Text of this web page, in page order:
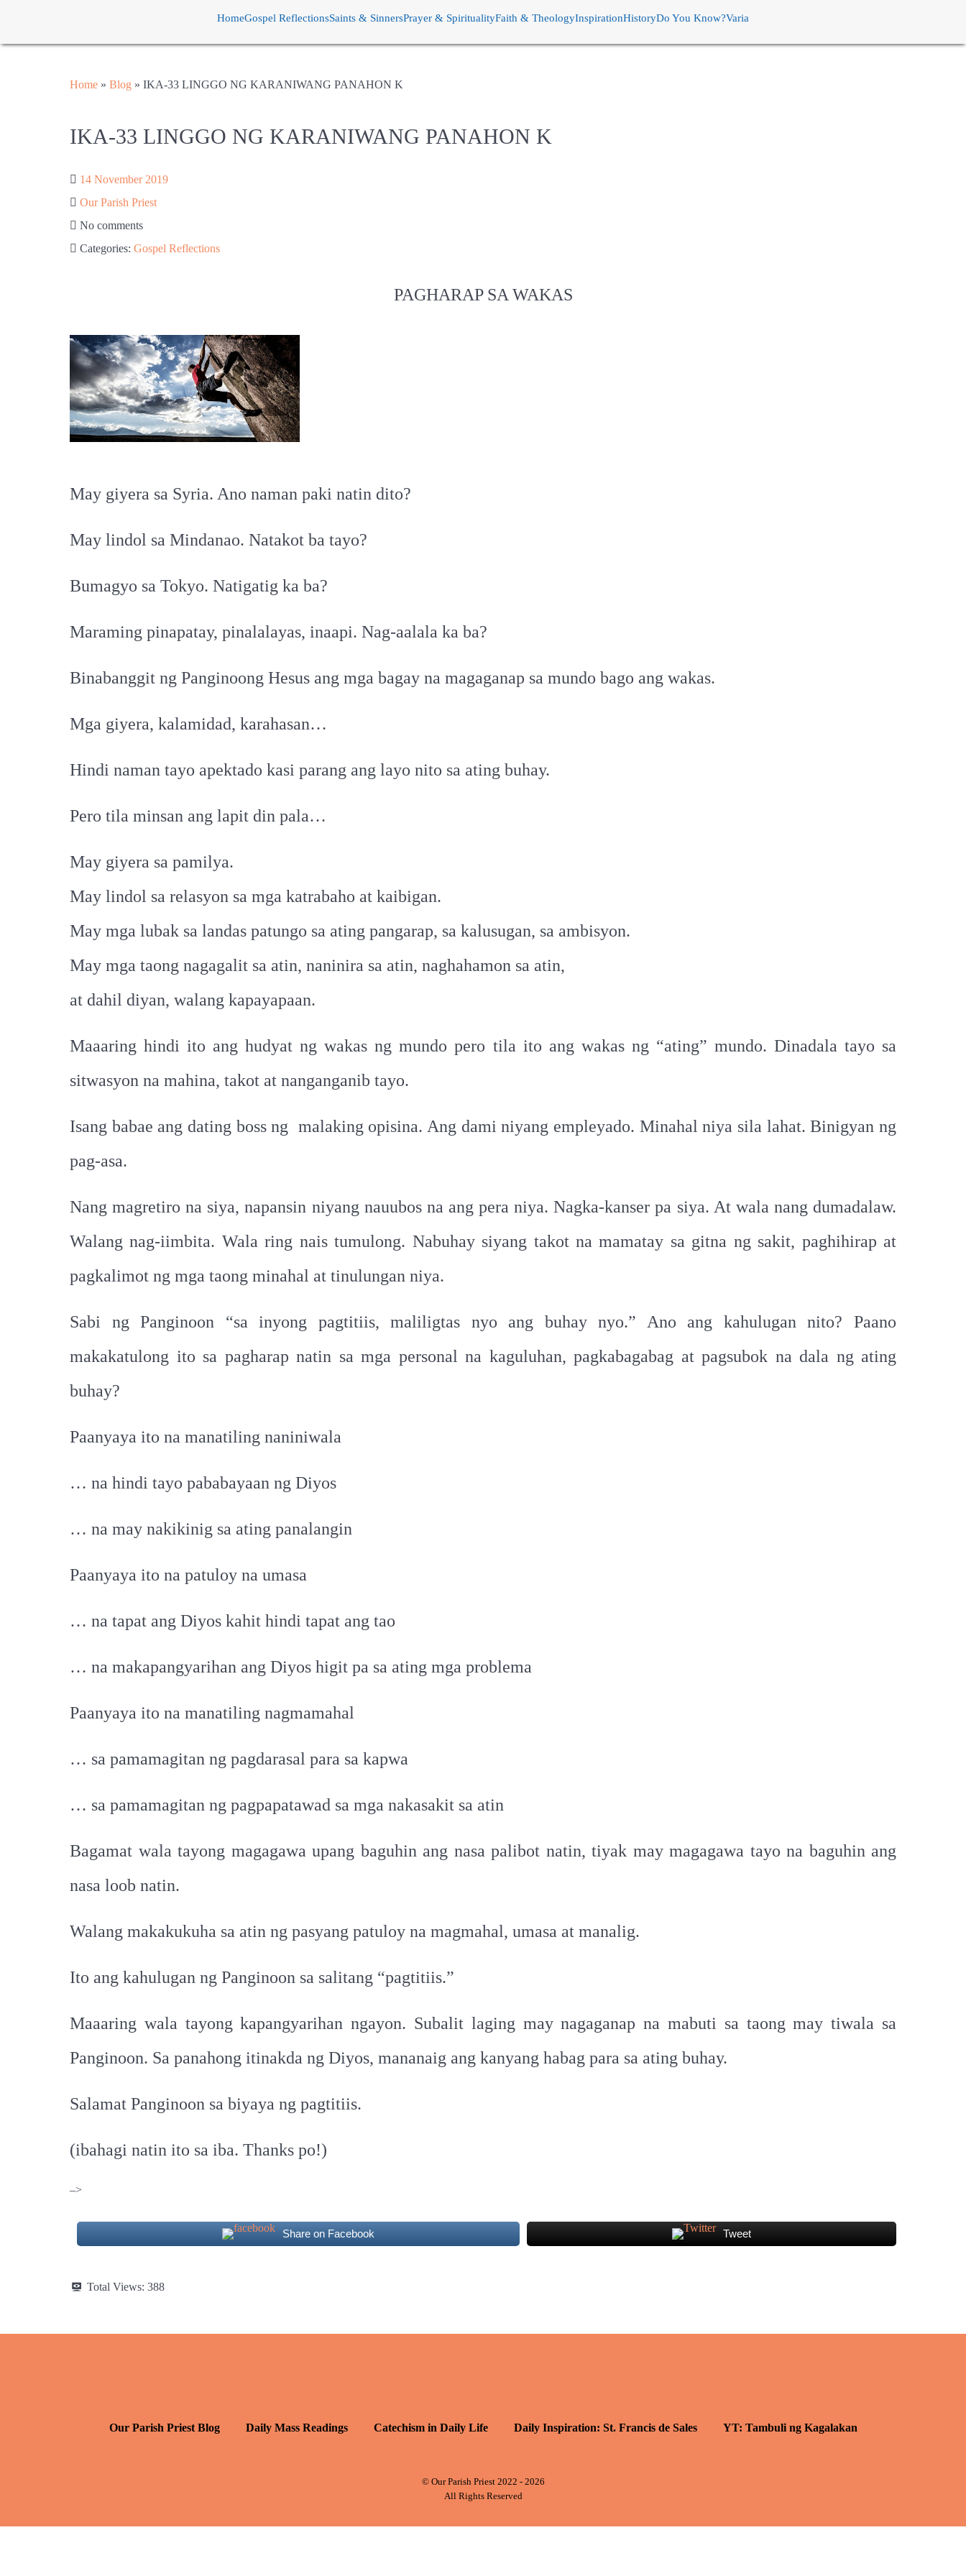
HomeGospel ReflectionsSaints & SinnersPrayer & SpiritualityFaith & TheologyInspirationHistoryDo You Know?Varia
Home » Blog » IKA-33 LINGGO NG KARANIWANG PANAHON K
IKA-33 LINGGO NG KARANIWANG PANAHON K
14 November 2019
Our Parish Priest
No comments
Categories: Gospel Reflections
PAGHARAP SA WAKAS
May giyera sa Syria. Ano naman paki natin dito?
May lindol sa Mindanao. Natakot ba tayo?
Bumagyo sa Tokyo. Natigatig ka ba?
Maraming pinapatay, pinalalayas, inaapi. Nag-aalala ka ba?
Binabanggit ng Panginoong Hesus ang mga bagay na magaganap sa mundo bago ang wakas.
Mga giyera, kalamidad, karahasan…
Hindi naman tayo apektado kasi parang ang layo nito sa ating buhay.
Pero tila minsan ang lapit din pala…
May giyera sa pamilya.
May lindol sa relasyon sa mga katrabaho at kaibigan.
May mga lubak sa landas patungo sa ating pangarap, sa kalusugan, sa ambisyon.
May mga taong nagagalit sa atin, naninira sa atin, naghahamon sa atin,
at dahil diyan, walang kapayapaan.
Maaaring hindi ito ang hudyat ng wakas ng mundo pero tila ito ang wakas ng “ating” mundo. Dinadala tayo sa
sitwasyon na mahina, takot at nanganganib tayo.
Isang babae ang dating boss ng malaking opisina. Ang dami niyang empleyado. Minahal niya sila lahat. Binigyan ng
pag-asa.
Nang magretiro na siya, napansin niyang nauubos na ang pera niya. Nagka-kanser pa siya. At wala nang dumadalaw.
Walang nag-iimbita. Wala ring nais tumulong. Nabuhay siyang takot na mamatay sa gitna ng sakit, paghihirap at
pagkalimot ng mga taong minahal at tinulungan niya.
Sabi ng Panginoon “sa inyong pagtitiis, maliligtas nyo ang buhay nyo.” Ano ang kahulugan nito? Paano
makakatulong ito sa pagharap natin sa mga personal na kaguluhan, pagkabagabag at pagsubok na dala ng ating
buhay?
Paanyaya ito na manatiling naniniwala
… na hindi tayo pababayaan ng Diyos
… na may nakikinig sa ating panalangin
Paanyaya ito na patuloy na umasa
… na tapat ang Diyos kahit hindi tapat ang tao
… na makapangyarihan ang Diyos higit pa sa ating mga problema
Paanyaya ito na manatiling nagmamahal
… sa pamamagitan ng pagdarasal para sa kapwa
… sa pamamagitan ng pagpapatawad sa mga nakasakit sa atin
Bagamat wala tayong magagawa upang baguhin ang nasa palibot natin, tiyak may magagawa tayo na baguhin ang
nasa loob natin.
Walang makakukuha sa atin ng pasyang patuloy na magmahal, umasa at manalig.
Ito ang kahulugan ng Panginoon sa salitang “pagtitiis.”
Maaaring wala tayong kapangyarihan ngayon. Subalit laging may nagaganap na mabuti sa taong may tiwala sa
Panginoon. Sa panahong itinakda ng Diyos, mananaig ang kanyang habag para sa ating buhay.
Salamat Panginoon sa biyaya ng pagtitiis.
(ibahagi natin ito sa iba. Thanks po!)
–>
Share on Facebook Tweet
Total Views: 388
Our Parish Priest Blog Daily Mass Readings Catechism in Daily Life Daily Inspiration: St. Francis de Sales YT: Tambuli ng Kagalakan
© Our Parish Priest 2022 - 2026
All Rights Reserved